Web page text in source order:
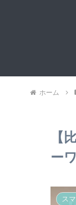
ホーム
【
ー
ス